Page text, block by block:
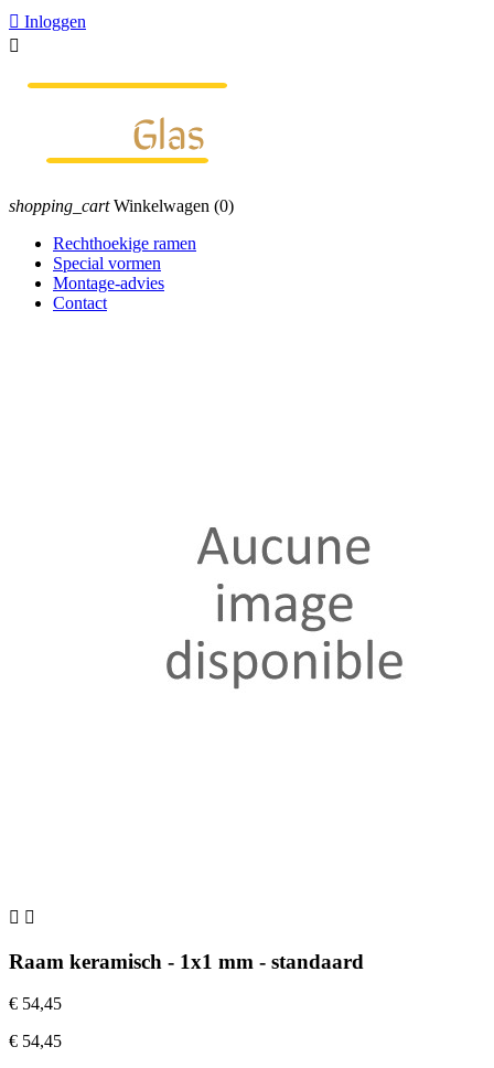
 Inloggen

shopping_cart Winkelwagen (0)
Rechthoekige ramen
Special vormen
Montage-advies
Contact
 
Raam keramisch - 1x1 mm - standaard
€ 54,45
€ 54,45